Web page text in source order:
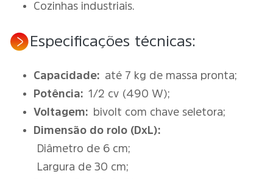
Cozinhas industriais.
Especificações técnicas:
Capacidade: até 7 kg de massa pronta;
Potência: 1/2 cv (490 W);
Voltagem:
bivolt com chave seletora;
Dimensão do rolo (DxL):
Diâmetro de 6 cm;
Largura de 30 cm;